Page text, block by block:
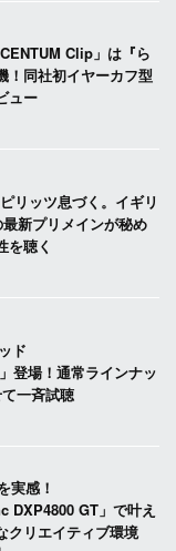
Clip」は『ら
！同社初イヤーカフ型
ュー
リッツ息づく。イギリ
新プリメインが秘め
を聴く
ド
登場！通常ラインナッ
一斉試聴
実感！
DXP4800 GT」で叶え
クリエイティブ環境